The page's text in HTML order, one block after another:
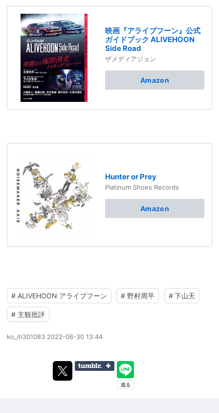
映画『アライブフーン』公式
ガイドブック ALIVEHOON
Side Road
ザメディアジョン
Amazon
Hunter or Prey
Platinum Shoes Records
Amazon
# ALIVEHOON アライブフーン # 野村周平 # 下山天
# 主観批評
ko_iti301083 2022-06-30 13:44